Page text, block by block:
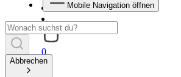
0
Mobile Navigation öffnen
Abbrechen